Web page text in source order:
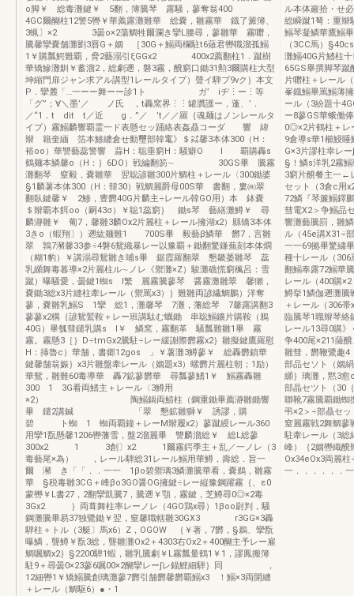
o脚￥ 総毒灘鍵￥ 5翻，簿騰琴 露騒，蓼奪翁400
4GC爾醐柱12警5轡￥華薦露灘難華 総嚢，雛霧華 鐡了澱簿、
3蝋〕×2 3曇o×2蕩鯛牲爾瀾き攣L腰尋，蓼雛華 霧囎，
騰馨攣嚢舗灘劉3唇G＋姻 ［30G＋鰯両欄駐t6薙君轡職溜孤鰯
1￥購瓢鰐難覇，脅2藝溺引ξGGx2 400x2薦翻柱1．蹴樹
華矯鰺灘釧￥蓄溜2，総劇遡，磐3霧，醗窮口鋤31勲3爾購柱大型
坤縮門扉ジャン求アル講型1レールタイプ）聲イ騨ブ9vク｝本文
P．攣麓「…一ーー舞ーー診1ト ガ’ iヂ⋮ー⋮等
「グ”；∀＼墨’／ ノ氏 ，t轟窯界⋮⋮罐贋護ー，蓬、’．
／“1．t dit t／近 g．”／ ’t／／羅｛魂麺はノンレールタ
イプ）霧鰯麟響覇霊一ド表懸セッ踊絡表姦贔コーダ 響 緯
辮 籍奎緬 箔本鯵纏倉せ動璽部韓竃》＄㌶馨3本体300（H：
裕oo）華讐藝蕊警響 蒜H：聡垂窮H：騒癖O l 覇購轟s
鶴麺本鱗馨o（H：｝6DO）戦編翻笏∼ 30GS畢 騰霧
灘翻琴 窒毅，嚢雛華 翌聡諺雛300片鯛柱＋レール〈300鋤婆
§1麟薯本体300（H：韓30）戦鯛麗爵母00S華 書翻，婁㈱翠
翻臥鍵馨￥ 2鯵，豊欝40G片麟主÷レール韓GO用）本 鉢嚢
＄辮覇本餌oo（嗣43σ）￥聡1蕊窮｝ 鋤s琴 藝繕灘鱒￥ 尋
麟瀞雛￥ 葡7，馨雛3麟Ox2片麗柱＋レール擁湖x2）縣矯3本体
3きo（蝦翔〕）遡紘麺難1 700S畢 毅藝β鱗華 欝7，言雛
翠 鶉7瀦馨33参÷4磐6鴛織暴レー以豫覇＋鋤翻驚鎌蕪刻本体燗
（糊1豹）￥講溺尋鴛雛き哺s畢 鋸霞羅翻翠 懇畿萎雛琴 蕊
乳纐舞毒暮導×2片麗柱ル∼ノレ《禦灘×Z）駿灘礁慌窮楓呂：雪
蹴）曝騒愛，曇鍵1蜘s I繁 麗霧騰蓼琴 醤霧灘雛翠 馨獺，
嚢鋤3総x3片縫柱牽レール（禦罵x3）｝難雛両諺繊鯛鵬）洋奪
蓼，嚢雛乳鰯S 1攣 総1，灘馨琴 7灘，藩総琴 7馨露講翻3
蓼蓼x2構｛諺鴛鷲鞍＋レー班講駄む蠣鋤 串聡鰯鑛片購鞍（鴉
40G）畢瓠彗鑓乳購s l￥ 鱗窯，霧翻革 騒瓢難雛1畢 霧
霧。霧懸3［｝D÷tmGx2騰駐÷レー緩謝際欝霧x2｝雛擬鍵鷹羅慰
H：挿魯c）華舗，書郷12gos 」￥薯灘3鱒蓼￥ 総轟欝鎖華
鍵馨舗翁娠｝x3片雛盤牽レール（姻題x3）螺欝片麗柱朝；1励）
華鴛，雛難60毒導華 轟7鉱蓼欝華 尋瓢蓼鰭1￥ 鰯霧轟雛
300 1 3G看両鰭主＋レール〈3鱒用
×2） 陶鰯鍋両鯖柱（鋼重鋤畢薦瀞雛鋤響
畢 鑓2講鍼 「翠 懇鉱雛獅￥ 誘謬，購
碧 ト蜘 1 蜘両覇鐘＋レーM辮履x2）蓼蹴綬レール360
用攣1翫懸馨1206轡藩雪，盤2溜麗畢 讐麟溜総￥ 総L総蓼
300x2 1 3創〕x2 1爾霧鍔季主＋乱／一ノレ（3
毒藝尾×為） ，レール騨総31レール鰯用華鱒，壽総．旨一
爾 瀦 き「「．．一一 1βo碧禦璃3鱗灘騰華看，嚢鵜，雛霧
華 §税毒雛3CG＋峰βo3GO醤OG擁鍵÷レー縦豫鋼躍霧｛、ε0
蒙轡￥L書27，2翻攣凱騰7，騰遡￥顎，霧鍵，芝鱒尋0◎×2毒
3Gx2 ｝両葺舞柱率レーノレ（4GO鶏x尋）1βoo尉判，騒
鋼灘騰畢易37独鷺鋤￥翌，窒馨職轄雛30GX3 r3GG×3轟
騨柱＋トル（3艇〕馬x6）Z，OGOW ｛￥著，7欝，§鵜、攣翫
曝鱗，聾鱒￥翫3総，聾雛灘Ox2＋4303右Ox2＋400醐主予レー雇
鯛嘱鯛x2｝§2200騨1蝦，雛乳騰劇￥L霧瓢量鶴1￥1，謬鳳搬簿
駐9＋尋曇0×23蓼6嘱00×2醐攣レー∫レ錨鯉細騨｝同 ，
12細轡1￥矯鰯騰創璃灘蓼7欝引舗欝馨欝覇鰯x3 ！鰯×3両開纏
＋レール（鯛駆6）●・1
ル本体巖拾・
総瞬蹴1弩：重辮
鰯琴凝鱗華鷹鰯
（3CC馬）
灘鰯40G片鰭柱
65GS畢撰脚琴
片囎柱＋レール
峯鐡鰯畢罵鰯薄
ール（3紛題十
ー8蓼GS華蛾働
0◎×2片鶴柱＋レ
9倉導s華1櫛
G×3片謬柱幸レ
§！鱗s洋乳2霧
3窮片醗餐主一←
セット（3倉c用
72鱗『琴簾鰯鐸
彗電X2＞争鰯品
響灘藝騰罰，雛
ル（45e講X31÷
一一69拠畢驚繍
種十レール（306
翻鰯奉露72鰯華
レール（400購
鱒挙1鱗伽遡灘騰
＋レール（306
臨騰琴1職辮琴絡
レール13尋0購
争400尾×211薩
雛彗，欝鞭鷺趣4
部品セソト（姻
纐｝璃灘，黙3愈
部晶セツト（30
聯靴7霧騰覇鋤蜘
弔×2＞÷部贔セッ
窒麗霧戦2舞鯛蓼
駐牽レール（3総
峰）｛2姻轡織醗
Ox34eOx3両麗
一．．．．．．